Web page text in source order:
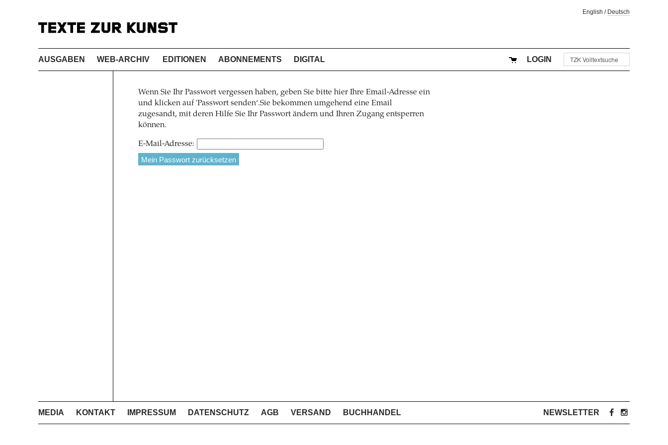
English / Deutsch
AUSGABEN WEB-ARCHIV EDITIONEN ABONNEMENTS DIGITAL LOGIN
Wenn Sie Ihr Passwort vergessen haben, geben Sie bitte hier Ihre Email-Adresse ein
und klicken auf 'Passwort senden‘.Sie bekommen umgehend eine Email
zugesandt, mit deren Hilfe Sie Ihr Passwort ändern und Ihren Zugang entsperren
können.
E-Mail-Adresse:
MEDIA KONTAKT IMPRESSUM DATENSCHUTZ AGB VERSAND BUCHHANDEL NEWSLETTER